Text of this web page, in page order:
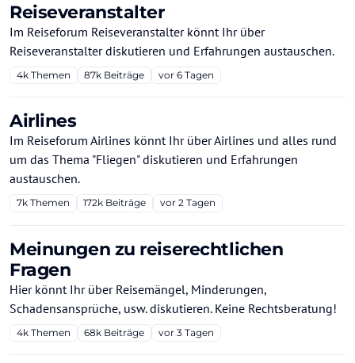
Reiseveranstalter
Im Reiseforum Reiseveranstalter könnt Ihr über
Reiseveranstalter diskutieren und Erfahrungen austauschen.
4k Themen 87k Beiträge vor 6 Tagen
Airlines
Im Reiseforum Airlines könnt Ihr über Airlines und alles rund
um das Thema "Fliegen" diskutieren und Erfahrungen
austauschen.
7k Themen 172k Beiträge vor 2 Tagen
Meinungen zu reiserechtlichen
Fragen
Hier könnt Ihr über Reisemängel, Minderungen,
Schadensansprüche, usw. diskutieren. Keine Rechtsberatung!
4k Themen 68k Beiträge vor 3 Tagen